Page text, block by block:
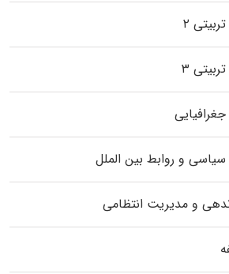
۲
۳
و روابط بین الملل
و مدیریت انتظامی